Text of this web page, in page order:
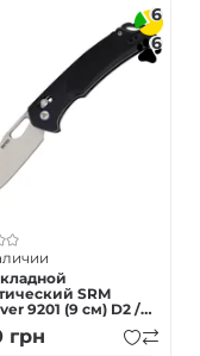
6
6
SRM
9201 (9 см) D2 /
грн